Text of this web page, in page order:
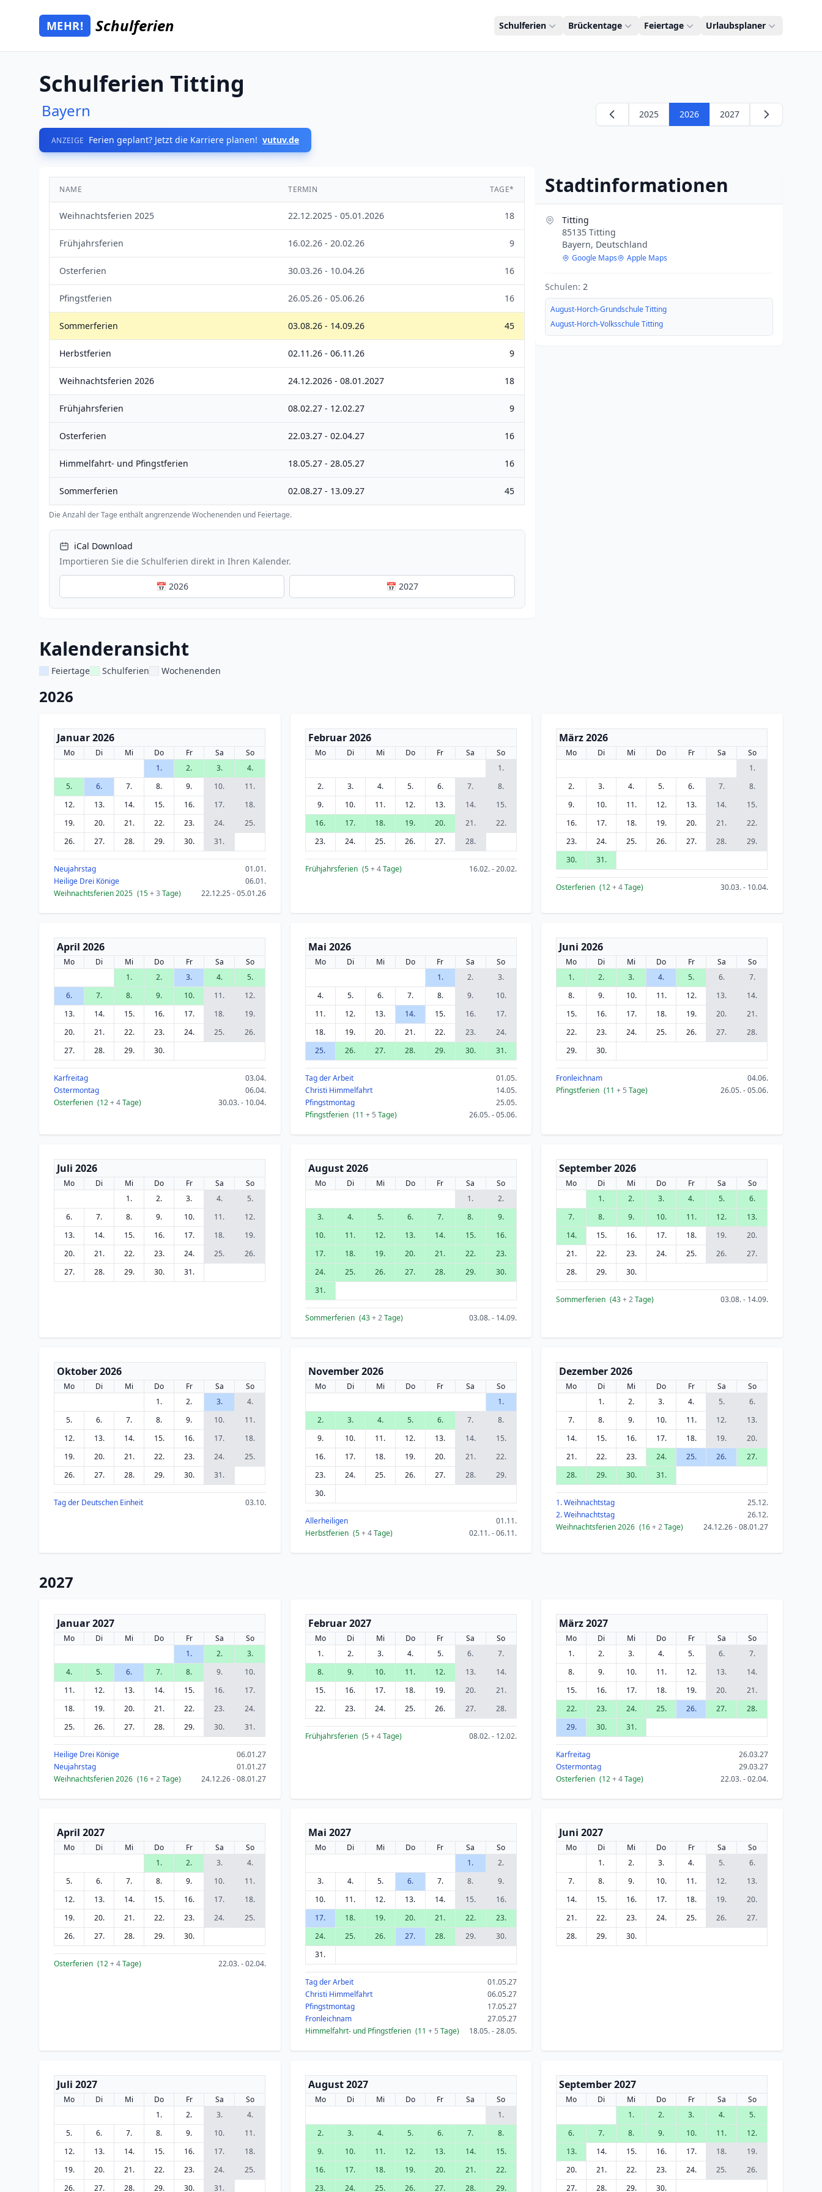
Zum Hauptinhalt springen
Mehr Schulferien
MEHR! Schulferien Schulferien Brückentage Feiertage Urlaubsplaner
Schulferien Titting
Bayern
ANZEIGE Ferien geplant? Jetzt die Karriere planen! vutuv.de
2025 2026 2027
NAME TERMIN TAGE*
Weihnachtsferien 2025 22.12.2025 - 05.01.2026 18
Frühjahrsferien 16.02.26 - 20.02.26 9
Osterferien 30.03.26 - 10.04.26 16
Pfingstferien 26.05.26 - 05.06.26 16
Sommerferien 03.08.26 - 14.09.26 45
Herbstferien 02.11.26 - 06.11.26 9
Weihnachtsferien 2026 24.12.2026 - 08.01.2027 18
Frühjahrsferien 08.02.27 - 12.02.27 9
Osterferien 22.03.27 - 02.04.27 16
Himmelfahrt- und Pfingstferien 18.05.27 - 28.05.27 16
Sommerferien 02.08.27 - 13.09.27 45
Die Anzahl der Tage enthält angrenzende Wochenenden und Feiertage.
iCal Download
Importieren Sie die Schulferien direkt in Ihren Kalender.
📅 2026 📅 2027
Stadtinformationen
Titting
85135 Titting
Bayern, Deutschland
Google Maps Apple Maps
Schulen: 2
August-Horch-Grundschule Titting
August-Horch-Volksschule Titting
Kalenderansicht
Feiertage Schulferien Wochenenden
2026
Januar 2026
Mo Di Mi Do Fr Sa
So
1.
2. 3.
4.
5.
6. 7. 8. 9. 10.
11.
12.
13. 14. 15. 16. 17.
18.
19.
20. 21. 22. 23. 24.
25.
26.
27. 28. 29. 30. 31.
Neujahrstag
01.01.
Heilige Drei Könige
06.01.
Weihnachtsferien 2025 (15+ 3 Tage) 22.12.25 - 05.01.26
Februar 2026
Mo Di Mi Do Fr Sa
So
1.
2.
3. 4. 5. 6. 7.
8.
9.
10. 11. 12. 13. 14.
15.
16.
17. 18. 19. 20. 21.
22.
23.
24. 25. 26. 27. 28.
Frühjahrsferien (5+ 4Tage) 16.02. - 20.02.
März 2026
Mo Di Mi Do Fr Sa
So
1.
2.
3. 4. 5. 6. 7.
8.
9.
10. 11. 12. 13. 14.
15.
16.
17. 18. 19. 20. 21.
22.
23.
24. 25. 26. 27. 28.
29.
30.
31.
Osterferien (12+ 4Tage) 30.03. - 10.04.
April 2026
Mo Di Mi Do Fr Sa
So
1.
2. 3. 4.
5.
6.
7. 8. 9. 10. 11.
12.
13.
14. 15. 16. 17. 18.
19.
20.
21. 22. 23. 24. 25.
26.
27.
28. 29. 30.
Karfreitag
03.04.
Ostermontag
06.04.
Osterferien (12+ 4Tage) 30.03. - 10.04.
Mai 2026
Mo Di Mi Do Fr Sa
So
1.
2.
3.
4.
5. 6. 7. 8. 9.
10.
11.
12. 13. 14. 15. 16.
17.
18.
19. 20. 21. 22. 23.
24.
25.
26. 27. 28. 29. 30. 31.
Tag der Arbeit
01.05.
Christi Himmelfahrt
14.05.
Pfingstmontag
25.05.
Pfingstferien (11 + 5 Tage) 26.05. - 05.06.
Juni 2026
Mo Di Mi Do Fr Sa
So
1.
2. 3. 4. 5. 6.
7.
8.
9. 10. 11. 12. 13.
14.
15.
16. 17. 18. 19. 20.
21.
22.
23. 24. 25. 26. 27.
28.
29.
30.
Fronleichnam
04.06.
Pfingstferien (11+ 5 Tage) 26.05. - 05.06.
Juli 2026
Mo Di Mi Do Fr Sa
So
1.
2. 3. 4.
5.
6.
7. 8. 9. 10. 11.
12.
13.
14. 15. 16. 17. 18.
19.
20.
21. 22. 23. 24. 25.
26.
27.
28. 29. 30. 31.
August 2026
Mo Di Mi Do Fr Sa
So
1.
2.
3.
4. 5. 6. 7. 8.
9.
10.
11. 12. 13. 14. 15.
16.
17.
18. 19. 20. 21. 22.
23.
24.
25. 26. 27. 28. 29.
30.
31.
Sommerferien (43+ 2Tage) 03.08. - 14.09.
September 2026
Mo Di Mi Do Fr Sa
So
1.
2. 3. 4. 5.
6.
7.
8. 9. 10. 11. 12.
13.
14.
15. 16. 17. 18. 19.
20.
21.
22. 23. 24. 25. 26.
27.
28.
29. 30.
Sommerferien (43+ 2Tage) 03.08. - 14.09.
Oktober 2026
Mo Di Mi Do Fr Sa
So
1.
2. 3.
4.
5.
6. 7. 8. 9. 10.
11.
12.
13. 14. 15. 16. 17.
18.
19.
20. 21. 22. 23. 24.
25.
26.
27. 28. 29. 30. 31.
Tag der Deutschen Einheit 03.10.
November 2026
Mo Di Mi Do Fr Sa
So
1.
2.
3. 4. 5. 6. 7.
8.
9.
10. 11. 12. 13. 14.
15.
16.
17. 18. 19. 20. 21.
22.
23.
24. 25. 26. 27. 28.
29.
30.
Allerheiligen
01.11.
Herbstferien (5+ 4Tage) 02.11. - 06.11.
Dezember 2026
Mo Di Mi Do Fr Sa
So
1.
2. 3. 4. 5.
6.
7.
8. 9. 10. 11. 12.
13.
14.
15. 16. 17. 18. 19.
20.
21.
22. 23. 24. 25. 26.
27.
28.
29. 30. 31.
1. Weihnachtstag
25.12.
2. Weihnachtstag
26.12.
Weihnachtsferien 2026 (16+ 2Tage) 24.12.26 - 08.01.27
2027
Januar 2027
Mo Di Mi Do Fr Sa
So
1.
2.
3.
4.
5. 6. 7. 8. 9.
10.
11.
12. 13. 14. 15. 16.
17.
18.
19. 20. 21. 22. 23.
24.
25.
26. 27. 28. 29. 30. 31.
Heilige Drei Könige
06.01.27
Neujahrstag
01.01.27
Weihnachtsferien 2026 (16+ 2Tage) 24.12.26 - 08.01.27
Februar 2027
Mo Di Mi Do Fr Sa
So
1.
2. 3. 4. 5. 6.
7.
8.
9. 10. 11. 12. 13.
14.
15.
16. 17. 18. 19. 20.
21.
22.
23. 24. 25. 26. 27. 28.
Frühjahrsferien (5+ 4Tage) 08.02. - 12.02.
März 2027
Mo Di Mi Do Fr Sa
So
1.
2. 3. 4. 5. 6.
7.
8.
9. 10. 11. 12. 13.
14.
15.
16. 17. 18. 19. 20.
21.
22.
23. 24. 25. 26. 27.
28.
29.
30. 31.
Karfreitag
26.03.27
Ostermontag
29.03.27
Osterferien (12+ 4Tage) 22.03. - 02.04.
April 2027
Mo Di Mi Do Fr Sa
So
1.
2. 3.
4.
5.
6. 7. 8. 9. 10.
11.
12.
13. 14. 15. 16. 17.
18.
19.
20. 21. 22. 23. 24.
25.
26.
27. 28. 29. 30.
Osterferien (12+ 4Tage) 22.03. - 02.04.
Mai 2027
Mo Di Mi Do Fr Sa
So
1.
2.
3.
4. 5. 6. 7. 8.
9.
10.
11. 12. 13. 14. 15.
16.
17.
18. 19. 20. 21. 22.
23.
24.
25. 26. 27. 28. 29.
30.
31.
Tag der Arbeit
01.05.27
Christi Himmelfahrt
06.05.27
Pfingstmontag
17.05.27
Fronleichnam
27.05.27
Himmelfahrt- und Pfingstferien (11 + 5 Tage) 18.05. - 28.05.
Juni 2027
Mo Di Mi Do Fr Sa
So
1.
2. 3. 4. 5.
6.
7.
8. 9. 10. 11. 12.
13.
14.
15. 16. 17. 18. 19.
20.
21.
22. 23. 24. 25. 26.
27.
28.
29. 30.
Juli 2027
Mo Di Mi Do Fr Sa
So
1.
2. 3.
4.
5.
6. 7. 8. 9. 10.
11.
12.
13. 14. 15. 16. 17.
18.
19.
20. 21. 22. 23. 24.
25.
26.
27. 28. 29. 30. 31.
August 2027
Mo Di Mi Do Fr Sa
So
1.
2.
3. 4. 5. 6. 7.
8.
9.
10. 11. 12. 13. 14.
15.
16.
17. 18. 19. 20. 21.
22.
23.
24. 25. 26. 27. 28. 29.
September 2027
Mo Di Mi Do Fr Sa
So
1.
2. 3. 4.
5.
6.
7. 8. 9. 10. 11.
12.
13.
14. 15. 16. 17. 18.
19.
20.
21. 22. 23. 24. 25.
26.
27.
28. 29. 30.